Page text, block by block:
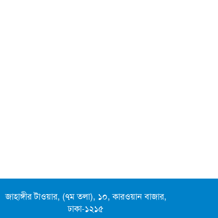
অর্থমন্ত্রী
আয়াতুল্লাহ আলী খামেনির প্রতি
জাহাঙ্গীর টাওয়ার, (৭ম তলা), ১০, কারওয়ান বাজার,
ঢাকা-১২১৫